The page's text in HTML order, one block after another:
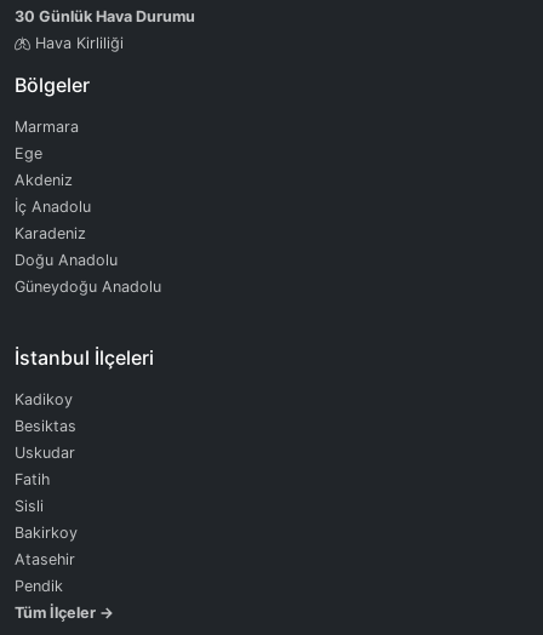
30 Günlük Hava Durumu
Hava Kirliliği
Bölgeler
Marmara
Ege
Akdeniz
İç Anadolu
Karadeniz
Doğu Anadolu
Güneydoğu Anadolu
İstanbul İlçeleri
Kadikoy
Besiktas
Uskudar
Fatih
Sisli
Bakirkoy
Atasehir
Pendik
Tüm İlçeler →